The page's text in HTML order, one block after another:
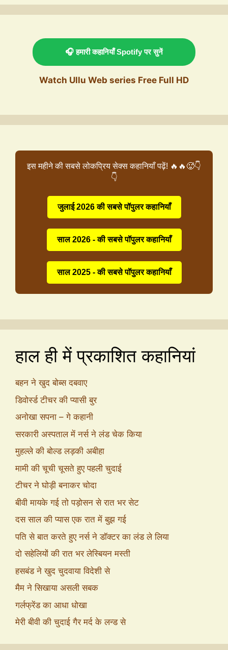
🎧 हमारी कहानियाँ Spotify पर सुनें
Watch Ullu Web series Free Full HD
इस महीने की सबसे लोकप्रिय सेक्स कहानियाँ पढ़ें! 🔥🔥🥵👇
👇
जुलाई 2026 की सबसे पॉपुलर कहानियाँ
साल 2026 - की सबसे पॉपुलर कहानियाँ
साल 2025 - की सबसे पॉपुलर कहानियाँ
हाल ही में प्रकाशित कहानियां
बहन ने खुद बोब्स दबवाए
डिवोर्स्ड टीचर की प्यासी बुर
अनोखा सपना – गे कहानी
सरकारी अस्पताल में नर्स ने लंड चेक किया
मुहल्ले की बोल्ड लड़की अबीहा
मामी की चूची चूसते हुए पहली चुदाई
टीचर ने घोड़ी बनाकर चोदा
बीवी मायके गई तो पड़ोसन से रात भर सेट
दस साल की प्यास एक रात में बुझ गई
पति से बात करते हुए नर्स ने डॉक्टर का लंड ले लिया
दो सहेलियों की रात भर लेस्बियन मस्ती
हसबंड ने खुद चुदवाया विदेशी से
मैम ने सिखाया असली सबक
गर्लफ्रेंड का आधा धोखा
मेरी बीवी की चुदाई गैर मर्द के लन्ड से